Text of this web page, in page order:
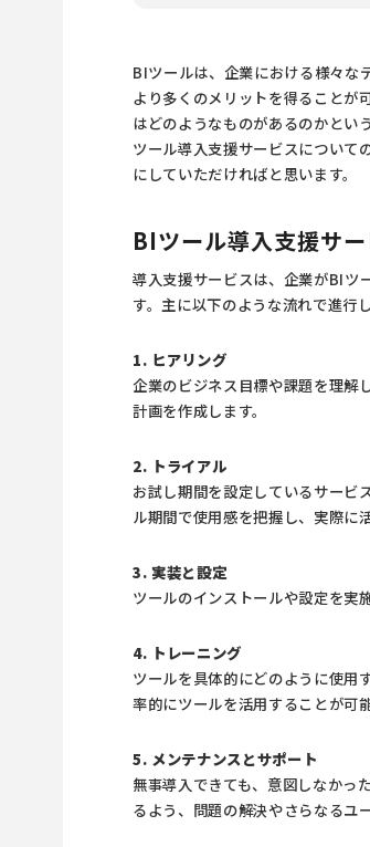
BIツールは、企業における様々な
より多くのメリットを得ることが
はどのようなものがあるのかとい
ツール導入支援サービスについて
にしていただければと思います。
BIツール導入支援サ
導入支援サービスは、企業がBIツ
す。主に以下のような流れで進行し
1. ヒアリング
企業のビジネス目標や課題を理解
計画を作成します。
2. トライアル
お試し期間を設定しているサービ
ル期間で使用感を把握し、実際に
3. 実装と設定
ツールのインストールや設定を実
4. トレーニング
ツールを具体的にどのように使用
率的にツールを活用することが可能
5. メンテナンスとサポート
無事導入できても、意図しなかっ
るよう、問題の解決やさらなるユ